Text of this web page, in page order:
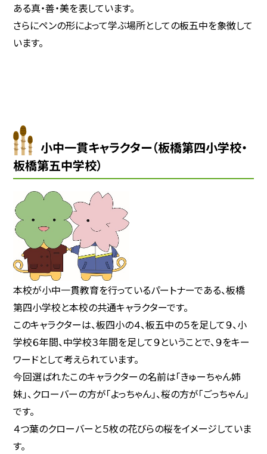
ある真・善・美を表しています。
さらにペンの形によって学ぶ場所としての板五中を象徴して
います。
小中一貫キャラクター（板橋第四小学校・
板橋第五中学校）
本校が小中一貫教育を行っているパートナーである、板橋
第四小学校と本校の共通キャラクターです。
このキャラクターは、板四小の４、板五中の５を足して９、小
学校６年間、中学校３年間を足して９ということで、９をキー
ワードとして考えられています。
今回選ばれたこのキャラクターの名前は「きゅーちゃん姉
妹」、クローバーの方が「よっちゃん」、桜の方が「ごっちゃん」
です。
４つ葉のクローバーと５枚の花びらの桜をイメージしていま
す。